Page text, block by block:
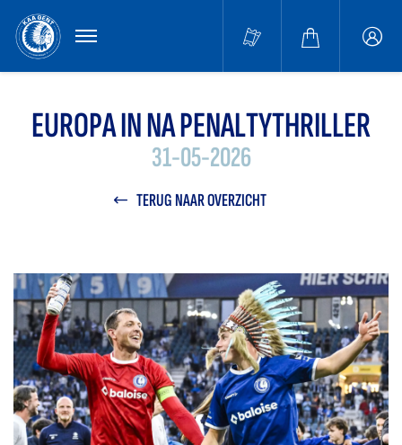
MENU
EUROPA IN NA PENALTYTHRILLER
31-05-2026
TERUG NAAR OVERZICHT